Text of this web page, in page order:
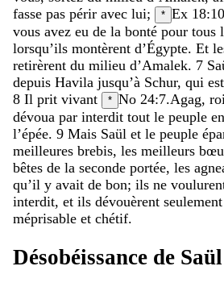
fasse pas périr avec lui; * Ex 18:10
vous avez eu de la bonté pour tous
lorsqu’ils montèrent d’Égypte. Et
retirèrent du milieu d’Amalek. 7
depuis Havila jusqu’à Schur, qui est
8 Il prit vivant * No 24:7.Agag, roi
dévoua par interdit tout le peuple en
l’épée. 9 Mais Saül et le peuple
meilleures brebis, les meilleurs
bêtes de la seconde portée, les
qu’il y avait de bon; ils ne
interdit, et ils dévouèrent seulement
méprisable et chétif.
Désobéissance de Saül